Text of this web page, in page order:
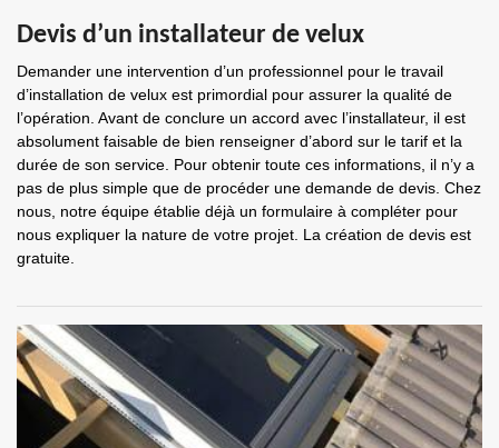
Devis d’un installateur de velux
Demander une intervention d’un professionnel pour le travail
d’installation de velux est primordial pour assurer la qualité de
l’opération. Avant de conclure un accord avec l’installateur, il est
absolument faisable de bien renseigner d’abord sur le tarif et la
durée de son service. Pour obtenir toute ces informations, il n’y a
pas de plus simple que de procéder une demande de devis. Chez
nous, notre équipe établie déjà un formulaire à compléter pour
nous expliquer la nature de votre projet. La création de devis est
gratuite.